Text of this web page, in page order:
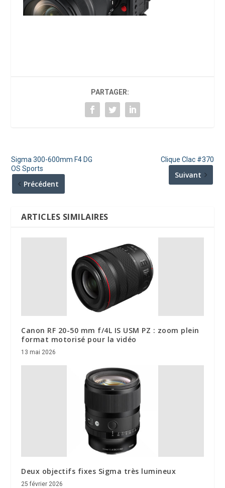
PARTAGER:
Sigma 300-600mm F4 DG
OS Sports
Précédent
Clique Clac #370
Suivant
ARTICLES SIMILAIRES
Canon RF 20-50 mm f/4L IS USM PZ : zoom plein
format motorisé pour la vidéo
13 mai 2026
Deux objectifs fixes Sigma très lumineux
25 février 2026